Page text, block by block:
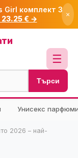
Girl комплект 3
23.25 € → ×
☰
Търси
Унисекс
2026 – най-